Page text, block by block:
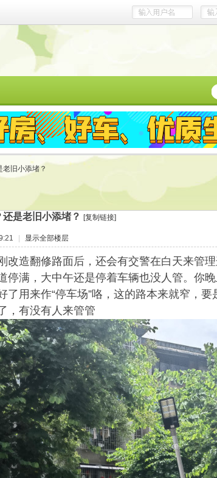
旧小添堵？
是老旧小添堵？ [复制链接]
| 显示全部楼层
改造翻修路面后，还会有交警在白天来管
停满，大中午还是停着车辆也没人管。你
了用来作“停车场”咯，这的路本来就窄，
，有没有人来管管